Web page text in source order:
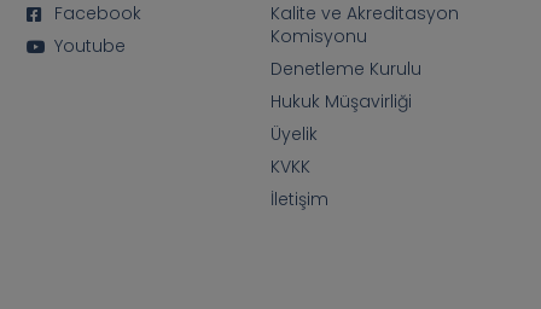
Kalite ve Akreditasyon
Komisyonu
Denetleme Kurulu
Hukuk Müşavirliği
Üyelik
KVKK
İletişim
Facebook
Youtube